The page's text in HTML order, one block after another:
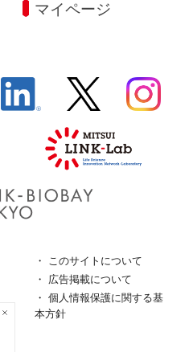
マイページ
このサイトについて
広告掲載について
個人情報保護に関する基
本方針